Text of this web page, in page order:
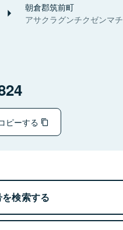
朝倉郡筑前町
アサクラグンチクゼンマチ
ピーする
検索する